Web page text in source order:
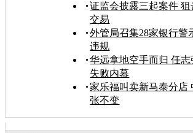
证监会披露三起案件 狙
交易
外管局召集28家银行警
违规
华远拿地空手而归 任志
失败内幕
家乐福叫卖新马泰分店
张不变